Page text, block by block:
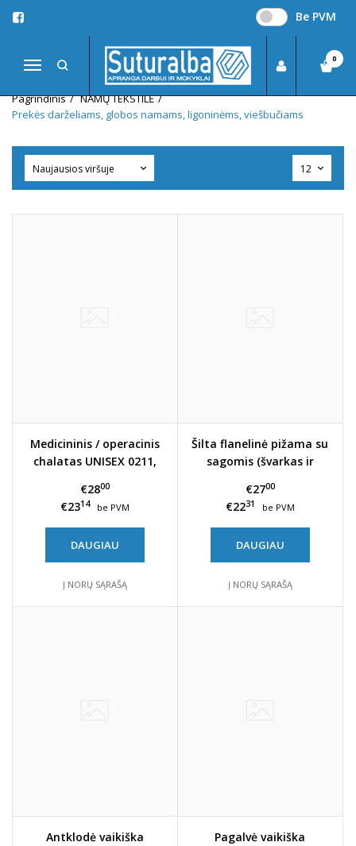
Be PVM
Navigacija
0
PREKĖS DARŽELIAMS, GLOBOS
NAMAMS, LIGONINĖMS,
VIEŠBUČIAMS
Pagrindinis
NAMŲ TEKSTILĖ
Prekės darželiams, globos namams, ligoninėms, viešbučiams
Medicininis / operacinis
chalatas UNISEX 0211,
€2800
€2314 be PVM
DAUGIAU
Į NORŲ SĄRAŠĄ
Šilta flanelinė pižama su
sagomis (švarkas ir
ligoninei ir slaugai
€2700
€2231 be PVM
DAUGIAU
Į NORŲ SĄRAŠĄ
Antklodė vaikiška Pagalvė vaikiška